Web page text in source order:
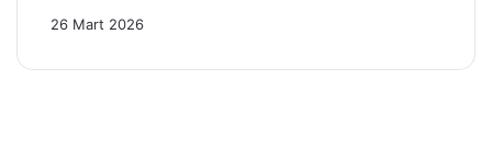
26 Mart 2026